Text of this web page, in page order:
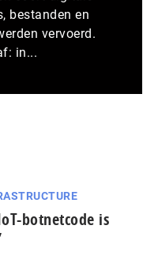
bestanden en
vervoerd.
in...
botnetcode is